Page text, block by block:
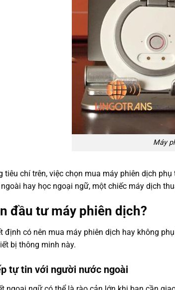
Máy
tiêu chí trên, việc chọn mua máy phiên dịch
hay học ngoại ngữ, một chiếc máy dịch
đầu tư máy phiên dịch?
định có nên mua máy phiên dịch hay không
bị thông minh này.
tự tin với người nước ngoài